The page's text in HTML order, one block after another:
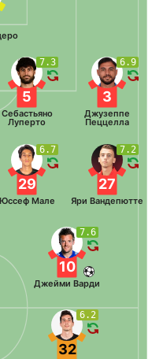
6.9
3
Джузеппе
Пеццелла
7.3
5
Себастьяно
Луперто
7.2
27
Яри Вандепютте
6.7
29
Юссеф Мале
7.6
10
Джейми Варди
6.2
32